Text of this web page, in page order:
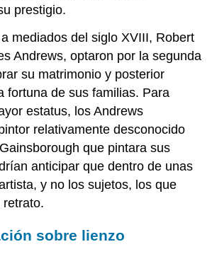
prestigio.
mediados del siglo XVIII, Robert
Andrews, optaron por la segunda
su matrimonio y posterior
fortuna de sus familias. Para
estatus, los Andrews
relativamente desconocido
que pintara sus
anticipar que dentro de unas
y no los sujetos, los que
retrato.
sobre lienzo